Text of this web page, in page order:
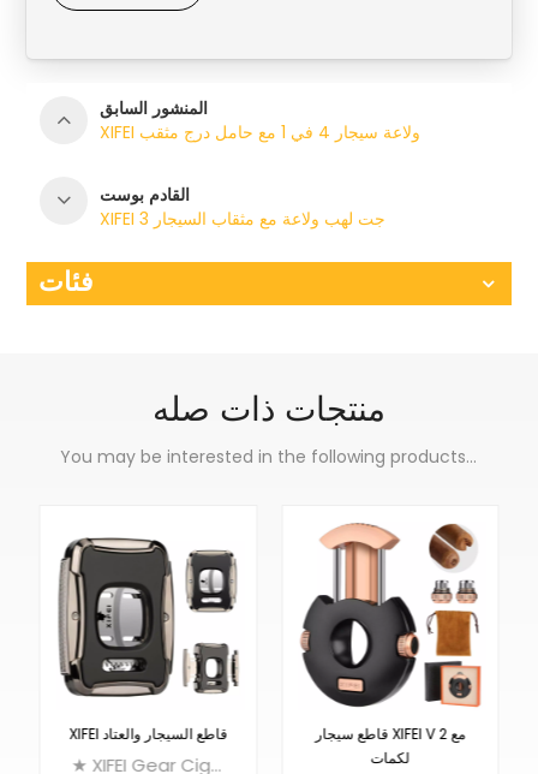
المنشور السابق
XIFEI ولاعة سيجار 4 في 1 مع حامل درج مثقب
القادم بوست
XIFEI 3 جت لهب ولاعة مع مثقاب السيجار
فئات
منتجات ذات صله
You may be interested in the following products...
XIFEI قاطع السيجار والعتاد
★ XIFEI Gear Cigar Cutter الفولاذ المقاوم للصدأ ، تقطيع ما يصل إلى 60 سيجار مقياس الحلقات
قاطع سيجار XIFEI V مع 2
لكمات